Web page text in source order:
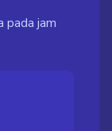
pada jam